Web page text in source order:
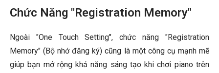
Chức Năng "Registration Memory"
Ngoài "One Touch Setting", chức năng "Registration
Memory" (Bộ nhớ đăng ký) cũng là một công cụ mạnh mẽ
giúp bạn mở rộng khả năng sáng tạo khi chơi piano trên